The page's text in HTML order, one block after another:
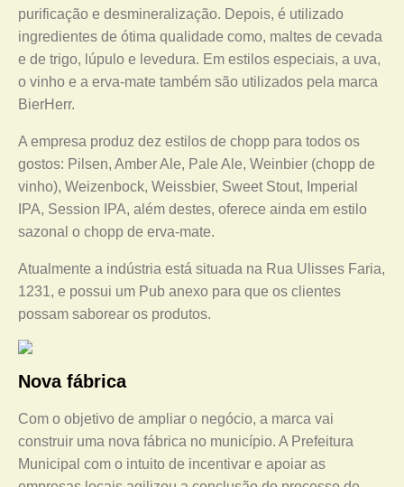
purificação e desmineralização. Depois, é utilizado
ingredientes de ótima qualidade como, maltes de cevada
e de trigo, lúpulo e levedura. Em estilos especiais, a uva,
o vinho e a erva-mate também são utilizados pela marca
BierHerr.
A empresa produz dez estilos de chopp para todos os
gostos: Pilsen, Amber Ale, Pale Ale, Weinbier (chopp de
vinho), Weizenbock, Weissbier, Sweet Stout, Imperial
IPA, Session IPA, além destes, oferece ainda em estilo
sazonal o chopp de erva-mate.
Atualmente a indústria está situada na Rua Ulisses Faria,
1231, e possui um Pub anexo para que os clientes
possam saborear os produtos.
Nova fábrica
Com o objetivo de ampliar o negócio, a marca vai
construir uma nova fábrica no município. A Prefeitura
Municipal com o intuito de incentivar e apoiar as